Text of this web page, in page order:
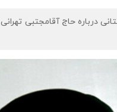
درباره حاج آقامجتبی